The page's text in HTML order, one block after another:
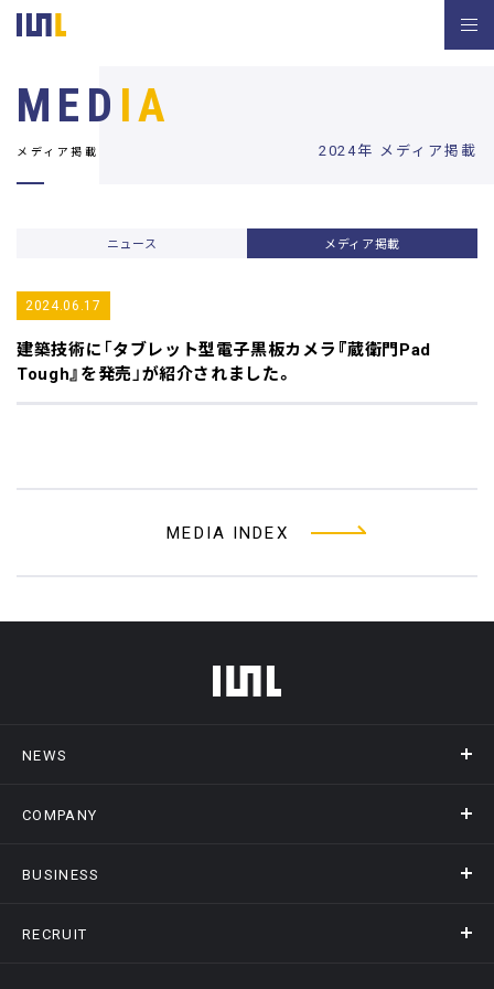
2024年 メディア掲載
MED IA
メディア掲載
ニュース メディア掲載
2024.06.17
建築技術に「タブレット型電子黒板カメラ『蔵衛門Pad
Tough』を発売」が紹介されました。
MEDIA INDEX
フッターメニュー
NEWS
ニュース
COMPANY
会社概要
BUSINESS
事業情報トップ
RECRUIT